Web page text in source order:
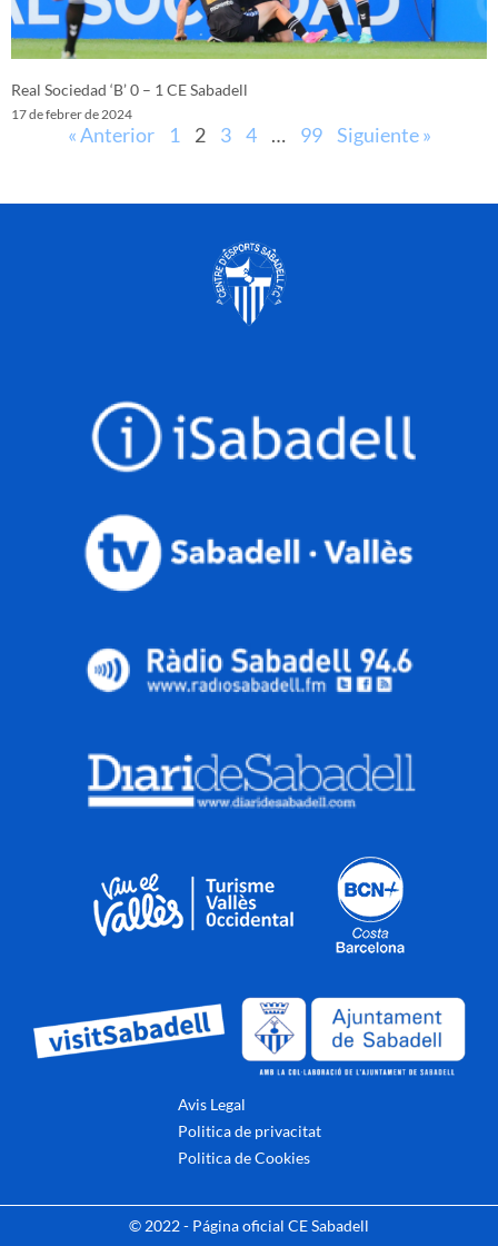
Real Sociedad ‘B’ 0 – 1 CE Sabadell
17 de febrer de 2024
« Anterior 1 2 3 4 … 99 Siguiente »
Avis Legal
Politica de privacitat
Politica de Cookies
© 2022 - Página oficial CE Sabadell